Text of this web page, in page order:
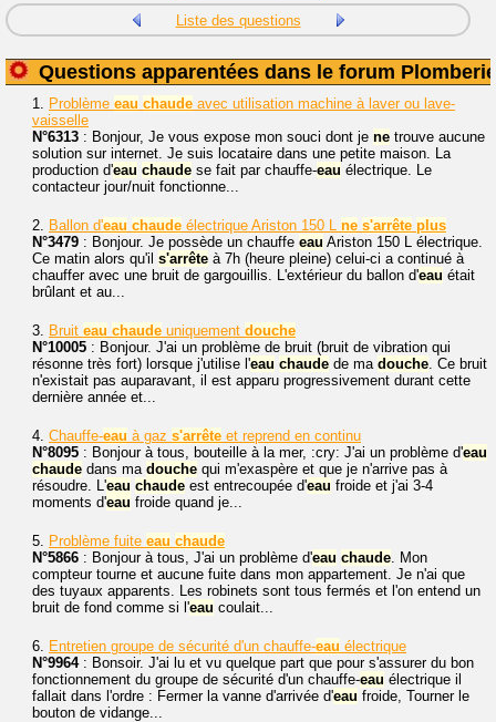
Liste des questions
Questions apparentées dans le forum Plomberie
1. Problème eau chaude avec utilisation machine à laver ou lave-
vaisselle
N°6313 : Bonjour, Je vous expose mon souci dont je ne trouve aucune
solution sur internet. Je suis locataire dans une petite maison. La
production d'eau chaude se fait par chauffe-eau électrique. Le
contacteur jour/nuit fonctionne...
2. Ballon d'eau chaude électrique Ariston 150 L ne s'arrête plus
N°3479 : Bonjour. Je possède un chauffe eau Ariston 150 L électrique.
Ce matin alors qu'il s'arrête à 7h (heure pleine) celui-ci a continué à
chauffer avec une bruit de gargouillis. L'extérieur du ballon d'eau était
brûlant et au...
3. Bruit eau chaude uniquement douche
N°10005 : Bonjour. J'ai un problème de bruit (bruit de vibration qui
résonne très fort) lorsque j'utilise l'eau chaude de ma douche. Ce bruit
n'existait pas auparavant, il est apparu progressivement durant cette
dernière année et...
4. Chauffe-eau à gaz s'arrête et reprend en continu
N°8095 : Bonjour à tous, bouteille à la mer, :cry: J'ai un problème d'eau
chaude dans ma douche qui m'exaspère et que je n'arrive pas à
résoudre. L'eau chaude est entrecoupée d'eau froide et j'ai 3-4
moments d'eau froide quand je...
5. Problème fuite eau chaude
N°5866 : Bonjour à tous, J'ai un problème d'eau chaude. Mon
compteur tourne et aucune fuite dans mon appartement. Je n'ai que
des tuyaux apparents. Les robinets sont tous fermés et l'on entend un
bruit de fond comme si l'eau coulait...
6. Entretien groupe de sécurité d'un chauffe-eau électrique
N°9964: Bonsoir. J'ai lu et vu quelque part que pour s'assurer du bon
fonctionnement du groupe de sécurité d'un chauffe-eau électrique il
fallait dans l'ordre : Fermer la vanne d'arrivée d'eau froide, Tourner le
bouton de vidange...